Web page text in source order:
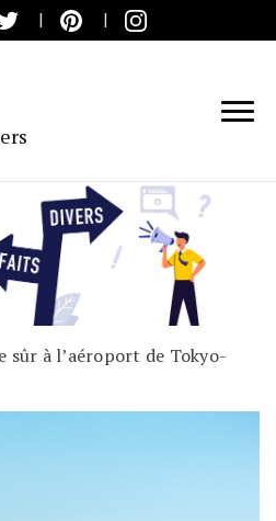
sûr à l’aéroport de Tokyo-